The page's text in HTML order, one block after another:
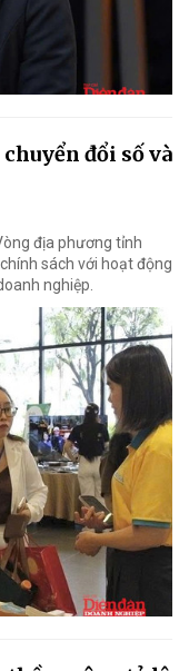
đổi số và
địa phương tỉnh
sách với hoạt động
nghiệp.